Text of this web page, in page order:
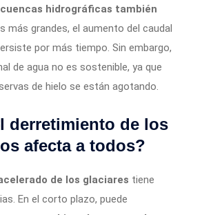
hidrográficas también
más grandes, el aumento del caudal
por más tiempo. Sin embargo,
de agua no es sostenible, ya que
de hielo se están agotando.
derretimiento de los
afecta a todos?
de los glaciares tiene
En el corto plazo, puede